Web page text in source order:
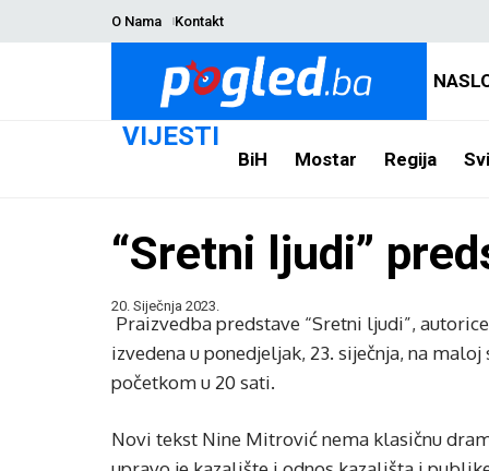
O Nama Kontakt
VIJESTI
BiH Mostar Regija
“Sretni ljudi”
20. Siječnja 2023.
Praizvedba predstave “Sretni ljudi”,
izvedena u ponedjeljak, 23. siječnja, na
početkom u 20 sati.
Novi tekst Nine Mitrović nema klasičnu